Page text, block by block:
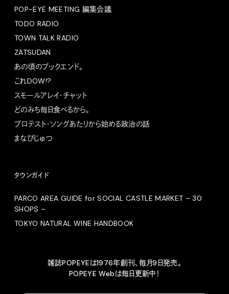
POP-EYE MEETING 編集会議
TODO RADIO
TOWN TALK RADIO
ZATSUDAN
あの頃のブックエンド。
これDOW!?
スモールアレイ・チャット
どのみち毎日食べるから。
プロテスト・ソングあたりから始める政治の話
まなびじゅつ
タウンガイド
PARCO AREA GUIDE for SOCIAL CASTLE MARKET – 30
SHOPS –
TOKYO NATURAL WINE HANDBOOK
雑誌POPEYEは1976年創刊、毎月9日発売。
POPEYE Webは毎日更新中！